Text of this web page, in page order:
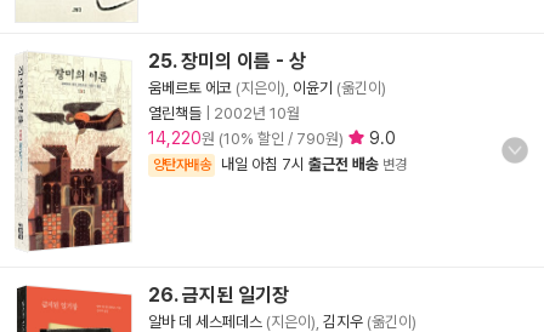
25. 장미의 이름 - 상
움베르토 에코 (지은이), 이윤기 (옮긴이)
열린책들
2002년 10월
14,220원 (10% 할인 / 790원) 9.0
양탄자배송 내일 아침 7시 출근전 배송 변경
26. 금지된 일기장
알바 데 세스페데스 (지은이), 김지우 (옮긴이)